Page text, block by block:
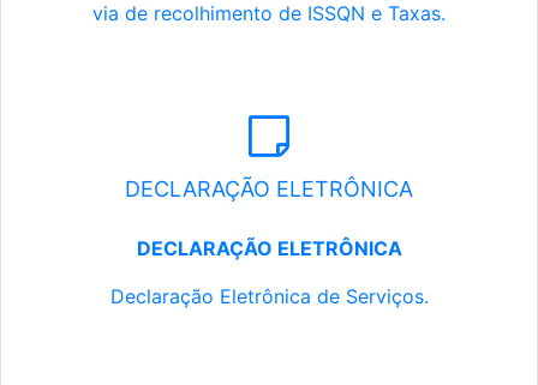
via de recolhimento de ISSQN e Taxas.
DECLARAÇÃO ELETRÔNICA
DECLARAÇÃO ELETRÔNICA
Declaração Eletrônica de Serviços.